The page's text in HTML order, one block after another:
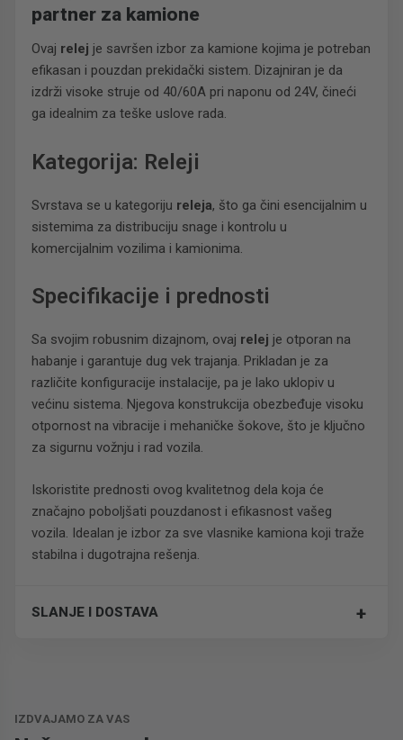
partner za kamione
Ovaj relej je savršen izbor za kamione kojima je potreban
efikasan i pouzdan prekidački sistem. Dizajniran je da
izdrži visoke struje od 40/60A pri naponu od 24V, čineći
ga idealnim za teške uslove rada.
Kategorija: Releji
Svrstava se u kategoriju releja, što ga čini esencijalnim u
sistemima za distribuciju snage i kontrolu u
komercijalnim vozilima i kamionima.
Specifikacije i prednosti
Sa svojim robusnim dizajnom, ovaj relej je otporan na
habanje i garantuje dug vek trajanja. Prikladan je za
različite konfiguracije instalacije, pa je lako uklopiv u
većinu sistema. Njegova konstrukcija obezbeđuje visoku
otpornost na vibracije i mehaničke šokove, što je ključno
za sigurnu vožnju i rad vozila.
Iskoristite prednosti ovog kvalitetnog dela koja će
značajno poboljšati pouzdanost i efikasnost vašeg
vozila. Idealan je izbor za sve vlasnike kamiona koji traže
stabilna i dugotrajna rešenja.
SLANJE I DOSTAVA +
IZDVAJAMO ZA VAS